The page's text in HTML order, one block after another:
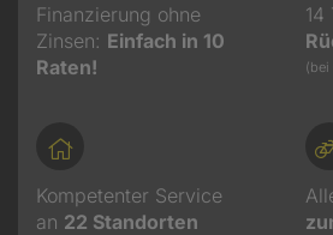
Finanzierung ohne
Zinsen: Einfach in 10
Raten!
14
(bei
Kompetenter Service
an 22 Standorten